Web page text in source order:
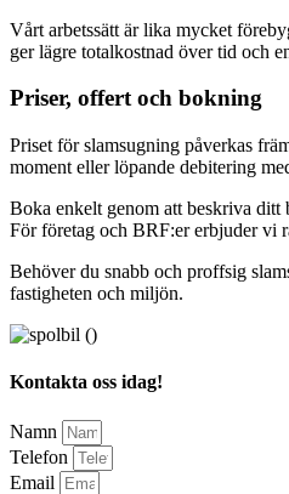
Vårt arbetssätt är lika mycket
ger lägre totalkostnad över tid och
Priser, offert och bokning
Priset för slamsugning påverkas
moment eller löpande debitering
Boka enkelt genom att beskriva
För företag och BRF:er erbjuder vi
Behöver du snabb och proffsig
fastigheten och miljön.
Kontakta oss idag!
Namn
Telefon
Email